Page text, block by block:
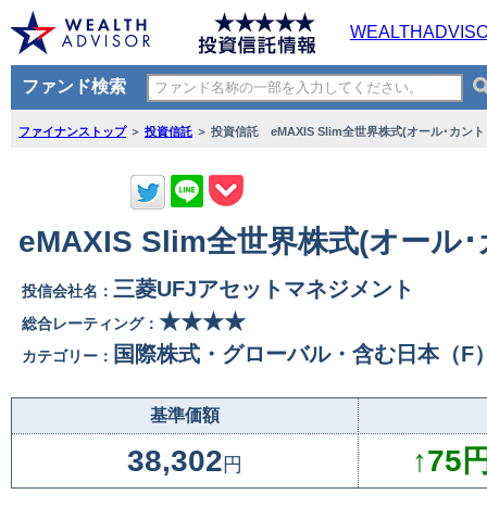
ファンド検索
ファイナンストップ＞ 投資信託 ＞ 投資信託 eMAXIS Slim全世界株式(オール･カン
eMAXIS Slim全世界株式(オール
投信会社名： 三菱UFJアセットマネジメント
総合レーティング： ★★★★
カテゴリー： 国際株式・グローバル・含む日本（F
基準価額
38,302 円 ↑75